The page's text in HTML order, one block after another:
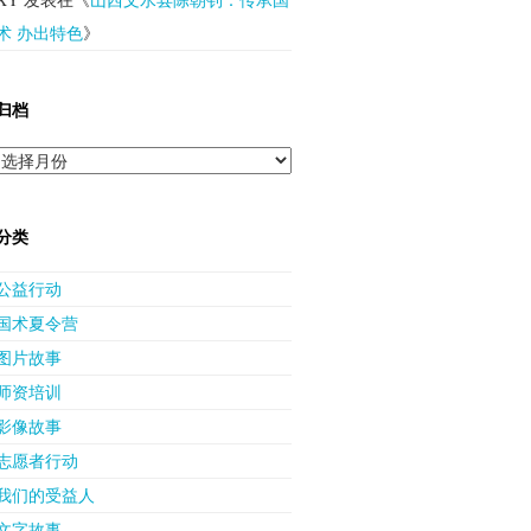
办出特色》
档
类
益行动
术夏令营
片故事
资培训
像故事
愿者行动
们的受益人